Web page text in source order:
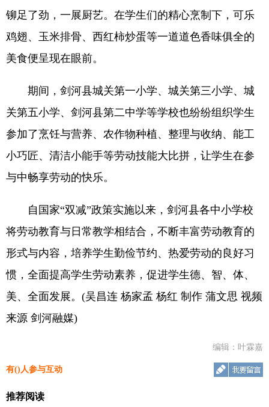
铆足了劲，一展厨艺。在学生们的精心烹制下，可乐
鸡翅、玉米排骨、西红柿炒蛋等一道道色香味俱全的
美食便呈现在眼前。
期间，剑河县城关第一小学、城关第三小学、城
关第五小学、剑河县第二中学等学校也纷纷组织学生
参加了烹饪与营养、农作物种植、整理与收纳、能工
小巧匠、清洁小能手等劳动技能大比拼，让学生在参
与中畅享劳动的快乐。
自国家“双减”政策实施以来，剑河县各中小学校
将劳动教育与日常教学相结合，不断丰富劳动教育的
形式与内容，培养学生勤俭节约、热爱劳动的良好习
惯，全面提高学生劳动素养，促进学生德、智、体、
美、全面发展。(吴昌连 杨家孟 杨红 制作 蒲文思 视频
来源 剑河融媒)
编辑：叶霖嘉
有()人参与互动
推荐阅读